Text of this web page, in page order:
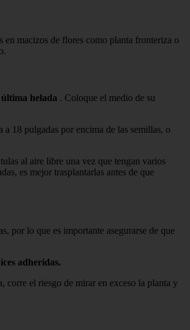
en macizos de flores como planta fronteriza o
última helada . Coloque el medio de su
18 pulgadas por encima de las semillas, o
al aire libre una vez que tengan varios
es mejor trasplantarlas antes de que
por lo que es importante asegurarse de que
adheridas.
corre el riesgo de mirar en exceso la planta y